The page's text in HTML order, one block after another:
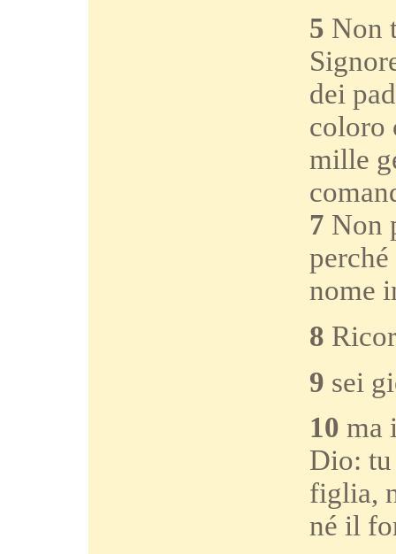
5 Non
dei
coloro
mille
7 Non
nome
8
9 sei
10 ma
Dio:
figlia,
né il